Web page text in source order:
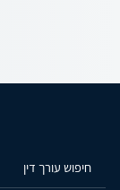
חיפוש עורך דין